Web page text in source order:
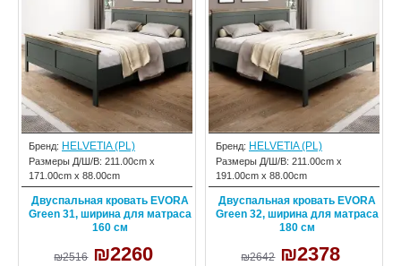
Бренд: HELVETIA (PL)
Размеры Д/Ш/В: 211.00cm x
171.00cm x 88.00cm
Двуспальная кровать EVORA
Green 31, ширина для матраса
160 см
₪2516 ₪2260
Бренд: HELVETIA (PL)
Размеры Д/Ш/В: 211.00cm x
191.00cm x 88.00cm
Двуспальная кровать EVORA
Green 32, ширина для матраса
180 см
₪2642 ₪2378